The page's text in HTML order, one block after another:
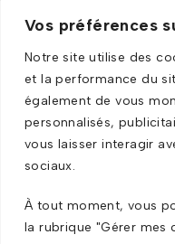
Vos préférences
Notre site utilise des
et la performance du
également de vous
personnalisés,
vous laisser interagir
sociaux.
À tout moment, vous
la rubrique "Gérer mes